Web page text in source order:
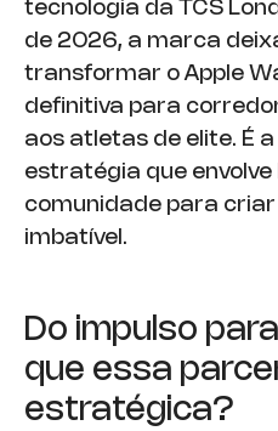
tecnologia da TCS
de 2026, a marca
transformar o Apple
definitiva para
aos atletas de elite. É
estratégia que
comunidade para
imbatível.
Do impulso
que essa
estratégica?